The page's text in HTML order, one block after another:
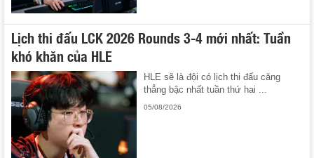
Lịch thi đấu LCK 2026 Rounds 3-4 mới nhất: Tuần
khó khăn của HLE
HLE sẽ là đội có lịch thi đấu căng
thẳng bậc nhất tuần thứ hai ...
05/08/2026